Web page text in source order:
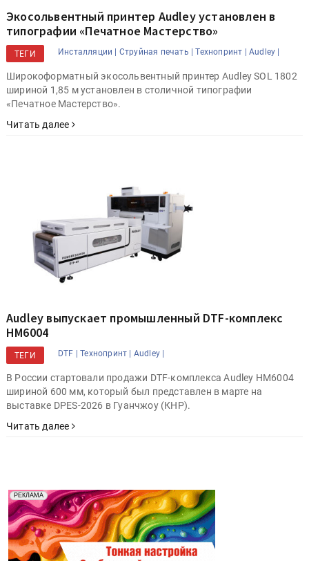
Экосольвентный принтер Audley установлен в
типографии «Печатное Мастерство»
ТЕГИ Инсталляции | Струйная печать | Технопринт | Audley |
Широкоформатный экосольвентный принтер Audley SOL 1802
шириной 1,85 м установлен в столичной типографии
«Печатное Мастерство».
Читать далее
Audley выпускает промышленный DTF-комплекс
HM6004
ТЕГИ DTF | Технопринт | Audley |
В России стартовали продажи DTF-комплекса Audley HM6004
шириной 600 мм, который был представлен в марте на
выставке DPES-2026 в Гуанчжоу (КНР).
Читать далее
РЕКЛАМА
Реклама. Рекламодатель ООО "Передовые Системы
Печати" erid: 2SDnjd2d4Qz